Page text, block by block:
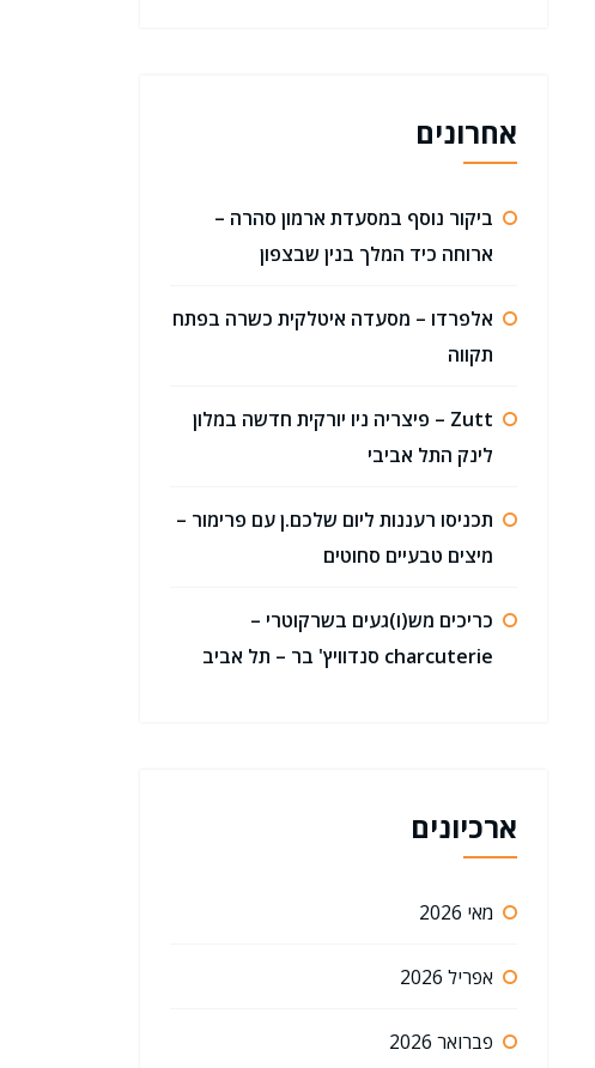
אחרונים
ביקור נוסף במסעדת ארמון סהרה –
ארוחה כיד המלך בנין שבצפון
אלפרדו – מסעדה איטלקית כשרה בפתח
תקווה
Zutt – פיצריה ניו יורקית חדשה במלון
לינק התל אביבי
תכניסו רעננות ליום שלכם.ן עם פרימור –
מיצים טבעיים סחוטים
כריכים מש(ו)געים בשרקוטרי –
charcuterie סנדוויץ' בר – תל אביב
ארכיונים
מאי 2026
אפריל 2026
פברואר 2026